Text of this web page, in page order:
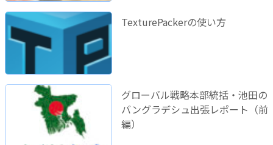
TexturePackerの使い方
グローバル戦略本部統括・池田の
バングラデシュ出張レポート（前
編）